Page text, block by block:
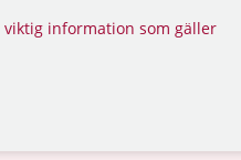
information som gäller